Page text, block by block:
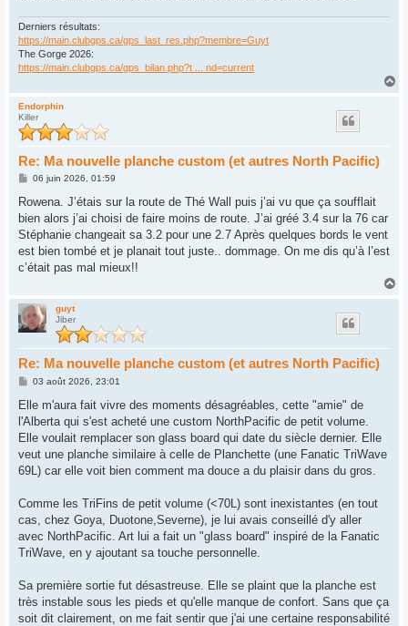
Derniers résultats:
https://main.clubgps.ca/gps_last_res.php?membre=Guyt
The Gorge 2026:
https://main.clubgps.ca/gps_bilan.php?t ... nd=current
a
Endorphin
Killer
Re: Ma nouvelle planche custom (et autres North Pacific)
M
s
a
g
06 juin 2026, 01:59
Rowena. J’étais sur la route de Thé Wall puis j’ai vu que ça soufflait
bien alors j’ai choisi de faire moins de route. J’ai gréé 3.4 sur la 76 car
Stéphanie changeait sa 3.2 pour une 2.7 Après quelques bords le vent
est bien tombé et je planait tout juste.. dommage. On me dis qu’à l’est
c’était pas mal mieux!!
guyt
Jiber
Re: Ma nouvelle planche custom (et autres North Pacific)
M
s
a
g
03 août 2026, 23:01
Elle m'aura fait vivre des moments désagréables, cette "amie" de
l'Alberta qui s'est acheté une custom NorthPacific de petit volume.
Elle voulait remplacer son glass board qui date du siècle dernier. Elle
veut une planche similaire à celle de Planchette (une Fanatic TriWave
69L) car elle voit bien comment ma douce a du plaisir dans du gros.
Comme les TriFins de petit volume (<70L) sont inexistantes (en tout
cas, chez Goya, Duotone,Severne), je lui avais conseillé d'y aller
avec NorthPacific. Art lui a fait un "glass board" inspiré de la Fanatic
TriWave, en y ajoutant sa touche personnelle.
Sa première sortie fut désastreuse. Elle se plaint que la planche est
très instable sous les pieds et qu'elle manque de confort. Sans que ça
soit dit clairement, on me fait sentir que j'ai une certaine responsabilité